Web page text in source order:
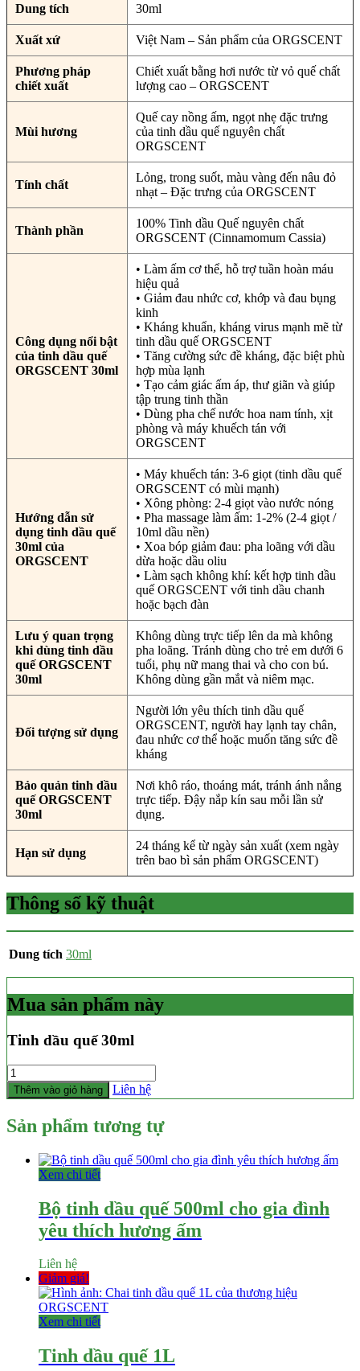
Dung tích 30ml
Xuất xứ Việt Nam – Sản phẩm của ORGSCENT
Phương pháp
chiết xuất
Chiết xuất bằng hơi nước từ vỏ quế chất
lượng cao – ORGSCENT
Mùi hương
Quế cay nồng ấm, ngọt nhẹ đặc trưng
của tinh dầu quế nguyên chất
ORGSCENT
Tính chất
Lỏng, trong suốt, màu vàng đến nâu đỏ
nhạt – Đặc trưng của ORGSCENT
Thành phần
100% Tinh dầu Quế nguyên chất
ORGSCENT (Cinnamomum Cassia)
Công dụng nổi bật
của tinh dầu quế
ORGSCENT 30ml
• Làm ấm cơ thể, hỗ trợ tuần hoàn máu
hiệu quả
• Giảm đau nhức cơ, khớp và đau bụng
kinh
• Kháng khuẩn, kháng virus mạnh mẽ từ
tinh dầu quế ORGSCENT
• Tăng cường sức đề kháng, đặc biệt phù
hợp mùa lạnh
• Tạo cảm giác ấm áp, thư giãn và giúp
tập trung tinh thần
• Dùng pha chế nước hoa nam tính, xịt
phòng và máy khuếch tán với
ORGSCENT
Hướng dẫn sử
dụng tinh dầu quế
30ml của
ORGSCENT
• Máy khuếch tán: 3-6 giọt (tinh dầu quế
ORGSCENT có mùi mạnh)
• Xông phòng: 2-4 giọt vào nước nóng
• Pha massage làm ấm: 1-2% (2-4 giọt /
10ml dầu nền)
• Xoa bóp giảm đau: pha loãng với dầu
dừa hoặc dầu oliu
• Làm sạch không khí: kết hợp tinh dầu
quế ORGSCENT với tinh dầu chanh
hoặc bạch đàn
Lưu ý quan trọng
khi dùng tinh dầu
quế ORGSCENT
30ml
Không dùng trực tiếp lên da mà không
pha loãng. Tránh dùng cho trẻ em dưới 6
tuổi, phụ nữ mang thai và cho con bú.
Không dùng gần mắt và niêm mạc.
Đối tượng sử dụng
Người lớn yêu thích tinh dầu quế
ORGSCENT, người hay lạnh tay chân,
đau nhức cơ thể hoặc muốn tăng sức đề
kháng
Bảo quản tinh dầu
quế ORGSCENT
30ml
Nơi khô ráo, thoáng mát, tránh ánh nắng
trực tiếp. Đậy nắp kín sau mỗi lần sử
dụng.
Hạn sử dụng
24 tháng kể từ ngày sản xuất (xem ngày
trên bao bì sản phẩm ORGSCENT)
Thông số kỹ thuật
Dung tích 30ml
Mua sản phẩm này
Tinh dầu quế 30ml
Số
lượng
Thêm vào giỏ hàng Liên hệ
Sản phẩm tương tự
Xem chi tiết
Bộ tinh dầu quế 500ml cho gia đình
yêu thích hương ấm
Liên hệ
Giảm giá!
Xem chi tiết
Tinh dầu quế 1L